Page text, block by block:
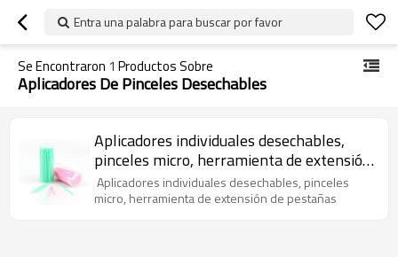
Entra una palabra para buscar por favor
Se Encontraron 1 Productos Sobre
Aplicadores De Pinceles Desechables
Aplicadores individuales desechables,
pinceles micro, herramienta de extensión
de pestañas
Aplicadores individuales desechables, pinceles
micro, herramienta de extensión de pestañas